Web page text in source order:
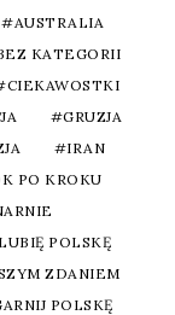
AUSTRALIA
KATEGORII
CIEKAWOSTKI
GRUZJA
IRAN
PO KROKU
LUBIĘ POLSKĘ
ZDANIEM
POLSKĘ